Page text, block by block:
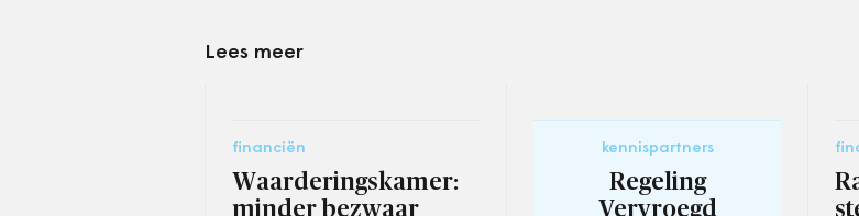
Lees meer
financiën
Waarderingskamer:
minder bezwaar
kennispartners
Regeling
Vervroegd